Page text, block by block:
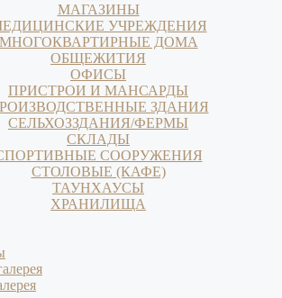
МАГАЗИНЫ
УЧРЕЖДЕНИЯ
МНОГОКВАРТИРНЫЕ ДОМА
ОБЩЕЖИТИЯ
ОФИСЫ
ПРИСТРОИ И МАНСАРДЫ
ЗДАНИЯ
СЕЛЬХОЗЗДАНИЯ/ФЕРМЫ
СКЛАДЫ
СООРУЖЕНИЯ
СТОЛОВЫЕ (КАФЕ)
ТАУНХАУСЫ
ХРАНИЛИЩА